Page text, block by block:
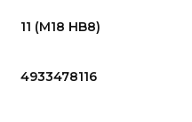
11 (M18 HB8)
4933478116